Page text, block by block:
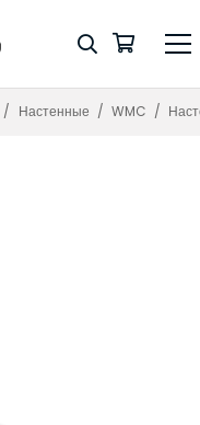
/ Настенные / WMC /